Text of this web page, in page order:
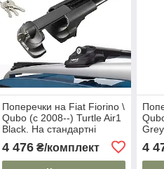
Поперечки на Fiat Fiorino \
Qubo (c 2008--) Turtle Air1
Black. На стандартні
ключах. Чорні
4 476₴/комплект 4